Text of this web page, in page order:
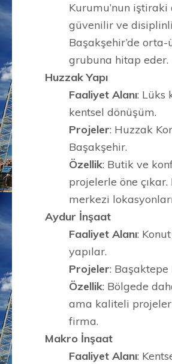
Kurumu’nun
güvenilir ve
Başakşehir’de
grubuna hitap eder.
Huzzak Yapı
Faaliyet Alanı: Lüks
kentsel dönüşüm.
Projeler: Huzzak
Başakşehir.
Özellik: Butik ve
projelerle öne çıkar.
merkezi
Aydur İnşaat
Faaliyet Alanı:
yapılar.
Projeler: Başaktepe
Özellik: Bölgede
ama kaliteli
firma.
Makro İnşaat
Faaliyet Alanı: